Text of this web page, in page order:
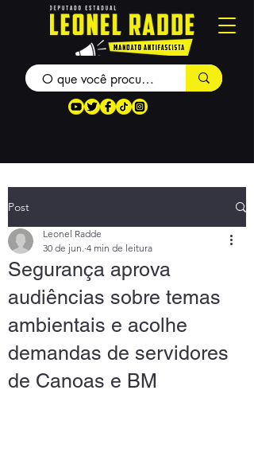
Post
Segurança aprova
audiências sobre temas
ambientais e acolhe
demandas de servidores
de Canoas e BM
Leonel Radde
30 de jun. 4 min de leitura